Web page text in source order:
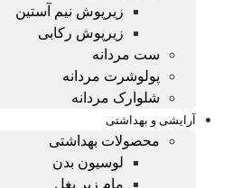
زیرپوش نیم آستین
زیرپوش رکابی
ست مردانه
پولوشرت مردانه
شلوارک مردانه
آرایشی و بهداشتی
محصولات بهداشتی
لوسیون بدن
مام زیر بغل